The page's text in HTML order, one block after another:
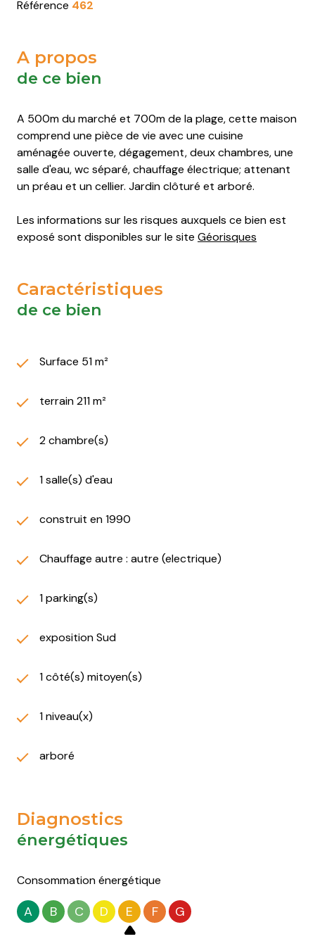
Saint-
Saint-
les-
Bains
Saint-
Saint-
les-
Bains
Saint-
Saint-
les-
Bains
Saint-
Saint-
les-
Bains
Référence 462
A propos
de ce bien
A 500m du marché et 700m de la plage, cette maison
comprend une pièce de vie avec une cuisine
aménagée ouverte, dégagement, deux chambres, une
salle d'eau, wc séparé, chauffage électrique; attenant
un préau et un cellier. Jardin clôturé et arboré.
Les informations sur les risques auxquels ce bien est
exposé sont disponibles sur le site Géorisques
Caractéristiques
de ce bien
Surface 51 m²
terrain 211 m²
2 chambre(s)
1 salle(s) d'eau
construit en 1990
Chauffage autre : autre (electrique)
1 parking(s)
exposition Sud
1 côté(s) mitoyen(s)
1 niveau(x)
arboré
Diagnostics
énergétiques
Consommation énergétique
A B C D E F G